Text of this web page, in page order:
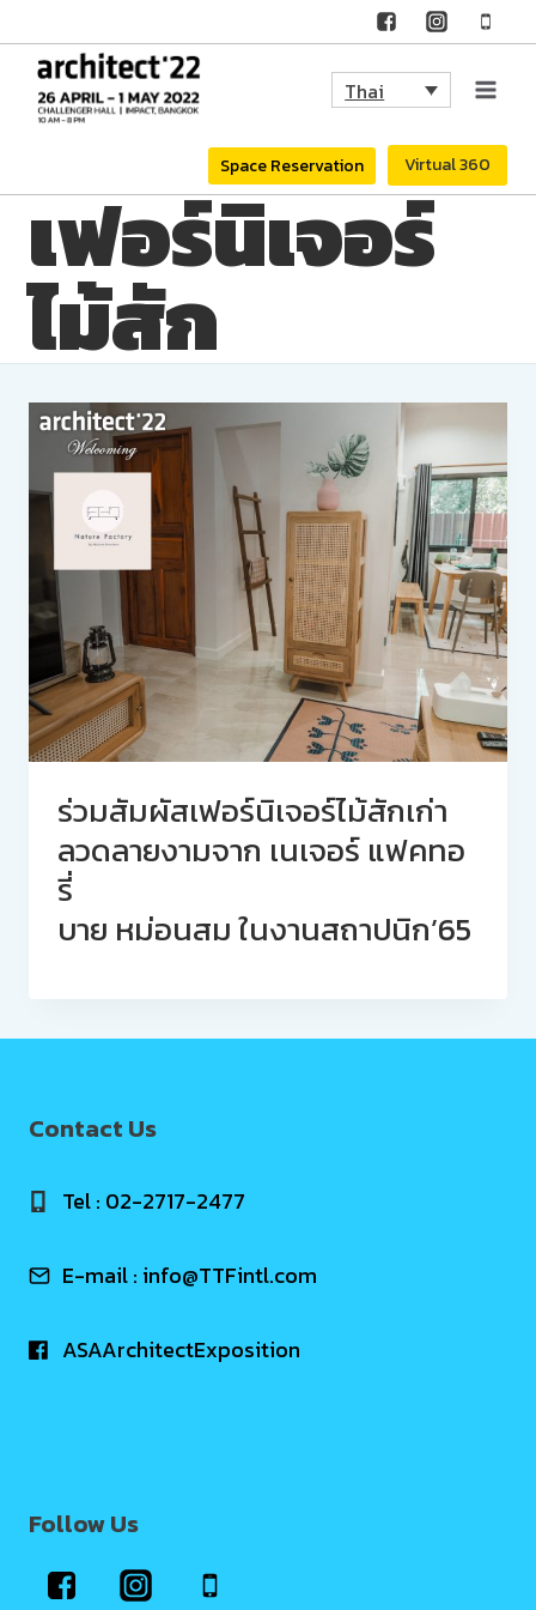
content
Thai
Space Reservation Virtual 360
เฟอร์นิเจอร์
ไม้สัก
ร่วมสัมผัสเฟอร์นิเจอร์ไม้สักเก่า
ลวดลายงามจาก เนเจอร์ แฟคทอ
รี่
บาย หม่อนสม ในงานสถาปนิก’65
Contact Us
Tel : 02-2717-2477
E-mail : info@TTFintl.com
ASAArchitectExposition
Follow Us